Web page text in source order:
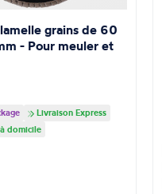
grains de 60
- Pour meuler et
Livraison Express
domicile